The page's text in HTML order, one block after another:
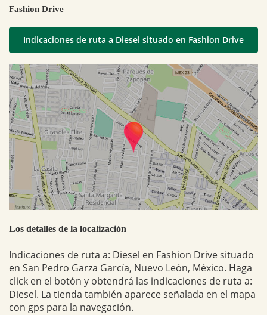
Fashion Drive
Indicaciones de ruta a Diesel situado en Fashion Drive
Los detalles de la localización
Indicaciones de ruta a: Diesel en Fashion Drive situado
en San Pedro Garza García, Nuevo León, México. Haga
click en el botón y obtendrá las indicaciones de ruta a:
Diesel. La tienda también aparece señalada en el mapa
con gps para la navegación.